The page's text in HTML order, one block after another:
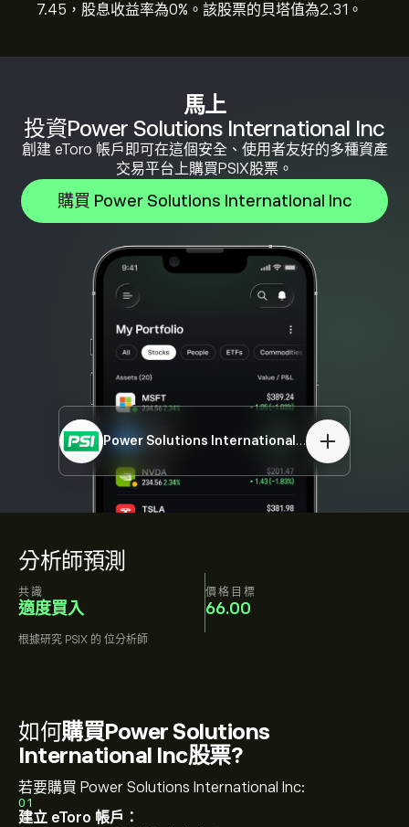
分析師預測
共識
適度買入
價格目標
66.00
根據研究 PSIX 的 位分析師
馬上
投資Power Solutions International Inc
創建 eToro 帳戶即可在這個安全、使用者友好的多種資產
交易平台上購買PSIX股票。
購買 Power Solutions International Inc
Power Solutions International Inc PSIX
7.45，股息收益率為0%。該股票的貝塔值為2.31。
如何購買Power Solutions
International Inc股票?
若要購買 Power Solutions International Inc:
01
建立 eToro 帳戶：